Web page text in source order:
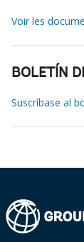
Voir les
BOLETÍN
Suscríbase al